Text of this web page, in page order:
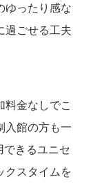
ゆったり感な
過ごせる工夫
料金なしでこ
入館の方も一
きるユニセ
クスタイムを